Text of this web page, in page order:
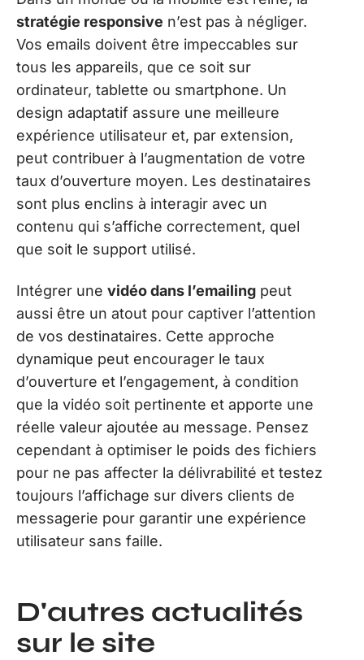
stratégie responsive n’est pas à négliger.
Vos emails doivent être impeccables sur
tous les appareils, que ce soit sur
ordinateur, tablette ou smartphone. Un
design adaptatif assure une meilleure
expérience utilisateur et, par extension,
peut contribuer à l’augmentation de votre
taux d’ouverture moyen. Les destinataires
sont plus enclins à interagir avec un
contenu qui s’affiche correctement, quel
que soit le support utilisé.
Intégrer une vidéo dans l’emailing peut
aussi être un atout pour captiver l’attention
de vos destinataires. Cette approche
dynamique peut encourager le taux
d’ouverture et l’engagement, à condition
que la vidéo soit pertinente et apporte une
réelle valeur ajoutée au message. Pensez
cependant à optimiser le poids des fichiers
pour ne pas affecter la délivrabilité et testez
toujours l’affichage sur divers clients de
messagerie pour garantir une expérience
utilisateur sans faille.
D'autres actualités
sur le site